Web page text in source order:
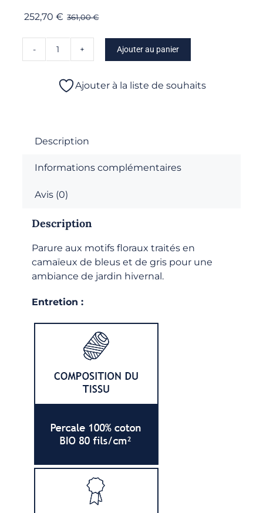
361,00€
252,70 €
quantité
Amboise
plat
Ajouter au panier
Ajouter à la liste de souhaits
Description
Informations complémentaires
Avis (0)
Description
Parure aux motifs floraux traités en
camaïeux de bleus et de gris pour une
ambiance de jardin hivernal.
Entretion :